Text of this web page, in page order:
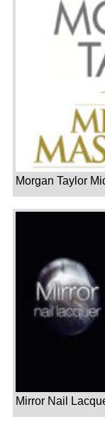
Morgan Taylor
Mirror Nail